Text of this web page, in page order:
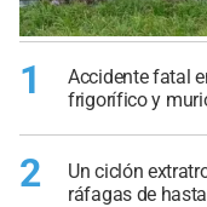
1
Accidente fatal
frigorífico y
2
Un ciclón
ráfagas de